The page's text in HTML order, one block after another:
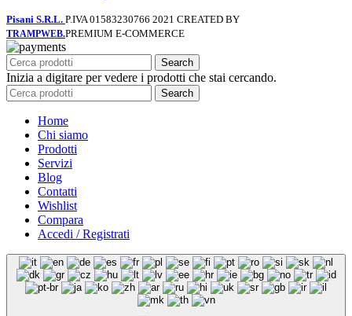
Pisani S.R.L. P.IVA 01583230766 2021 CREATED BY
TRAMPWEB.PREMIUM E-COMMERCE
Search
Inizia a digitare per vedere i prodotti che stai cercando.
Search
Home
Chi siamo
Prodotti
Servizi
Blog
Contatti
Wishlist
Compara
Accedi / Registrati